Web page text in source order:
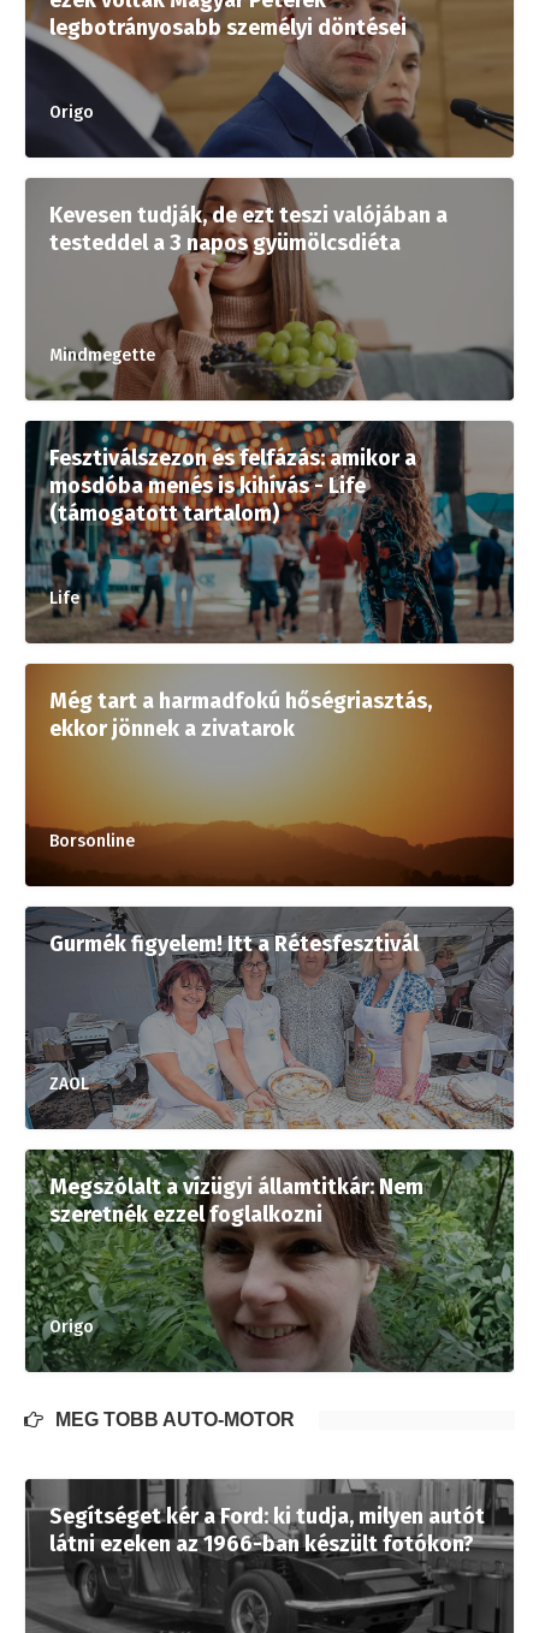
legbotrányosabb személyi döntései
Origo
Kevesen tudják, de ezt teszi valójában a
testeddel a 3 napos gyümölcsdiéta
Mindmegette
Fesztiválszezon és felfázás: amikor a
mosdóba menés is kihívás - Life
(támogatott tartalom)
Life
Még tart a harmadfokú hőségriasztás,
ekkor jönnek a zivatarok
Borsonline
Gurmék figyelem! Itt a Rétesfesztivál
ZAOL
Megszólalt a vízügyi államtitkár: Nem
szeretnék ezzel foglalkozni
Origo
MÉG TÖBB AUTÓ-MOTOR
Segítséget kér a Ford: ki tudja, milyen autót
látni ezeken az 1966-ban készült fotókon?